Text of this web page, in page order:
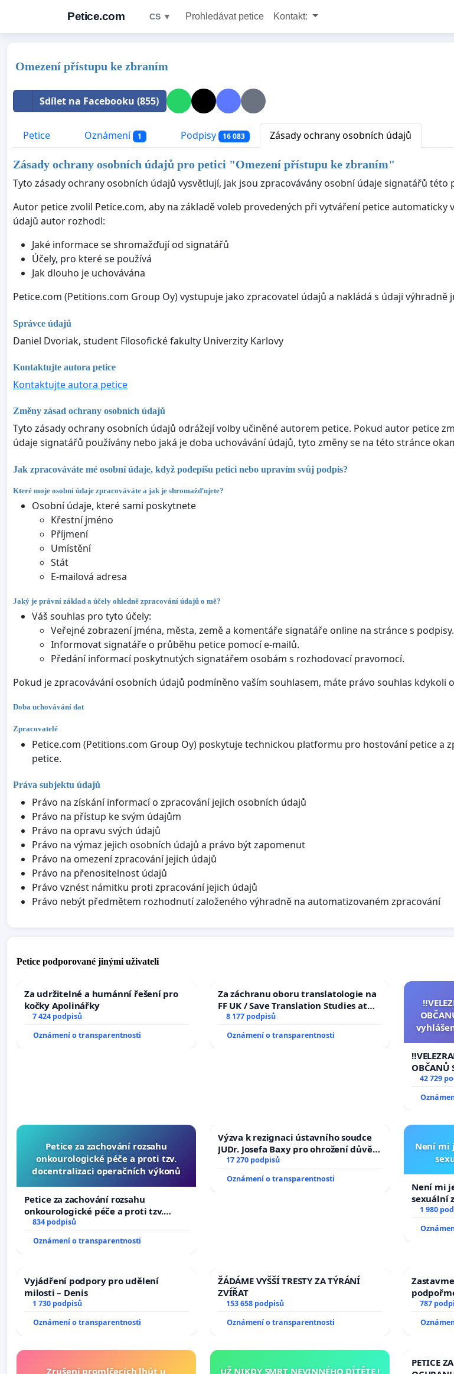
Petice.com CS ▼ Prohledávat petice Kontakt:
Omezení přístupu ke zbraním
Sdílet na Facebooku (855)
Petice Oznámení 1 Podpisy 16 083 Zásady ochrany osobních údajů
Zásady ochrany osobních údajů pro petici "Omezení přístupu ke zbraním"
Tyto zásady ochrany osobních údajů vysvětlují, jak jsou zpracovávány osobní údaje signatářů této
Autor petice zvolil Petice.com, aby na základě voleb provedených při vytváření petice
údajů autor rozhodl:
Jaké informace se shromažďují od signatářů
Účely, pro které se používá
Jak dlouho je uchovávána
Petice.com (Petitions.com Group Oy) vystupuje jako zpracovatel údajů a nakládá s údaji výhradně
Správce údajů
Daniel Dvoriak, student Filosofické fakulty Univerzity Karlovy
Kontaktujte autora petice
Kontaktujte autora petice
Změny zásad ochrany osobních údajů
Tyto zásady ochrany osobních údajů odrážejí volby učiněné autorem petice. Pokud autor petice
údaje signatářů používány nebo jaká je doba uchovávání údajů, tyto změny se na této stránce
Jak zpracováváte mé osobní údaje, když podepíšu petici nebo upravím svůj podpis?
Které moje osobní údaje zpracováváte a jak je shromažďujete?
Osobní údaje, které sami poskytnete
Křestní jméno
Příjmení
Umístění
Stát
E-mailová adresa
Jaký je právní základ a účely ohledně zpracování údajů o mě?
Váš souhlas pro tyto účely:
Veřejné zobrazení jména, města, země a komentáře signatáře online na stránce s podpisy.
Informovat signatáře o průběhu petice pomocí e-mailů.
Předání informací poskytnutých signatářem osobám s rozhodovací pravomocí.
Pokud je zpracovávání osobních údajů podmíněno vaším souhlasem, máte právo souhlas kdykoli
Doba uchovávání dat
Zpracovatelé
Petice.com (Petitions.com Group Oy) poskytuje technickou platformu pro hostování petice
petice.
Práva subjektu údajů
Právo na získání informací o zpracování jejich osobních údajů
Právo na přístup ke svým údajům
Právo na opravu svých údajů
Právo na výmaz jejich osobních údajů a právo být zapomenut
Právo na omezení zpracování jejich údajů
Právo na přenositelnost údajů
Právo vznést námitku proti zpracování jejich údajů
Právo nebýt předmětem rozhodnutí založeného výhradně na automatizovaném zpracování
Petice podporované jinými uživateli
Za udržitelné a humánní řešení pro
kočky Apolinářky
7 424 podpisů
Oznámení o transparentnosti
Za záchranu oboru translatologie na
FF UK / Save Translation Studies at
the Faculty of Arts, Charles
8 177 podpisů
Oznámení o transparentnosti
na
OBČANŮ
na
42 729
Petice za zachování rozsahu
onkourologické péče a proti tzv.
docentralizaci operačních výkonů
Petice za zachování rozsahu
onkourologické péče a proti tzv.
docentralizaci operačních výkonů
834 podpisů
Oznámení o transparentnosti
Výzva k rezignaci ústavního soudce
JUDr. Josefa Baxy pro ohrožení důvěry
ve spravedlivý proces
17 270 podpisů
Oznámení o transparentnosti
Není mi
Není mi
sexuální
1 980
Vyjádření podpory pro udělení
milosti – Denis
1 730 podpisů
Oznámení o transparentnosti
ŽÁDÁME VYŠŠÍ TRESTY ZA TÝRÁNÍ
ZVÍŘAT
153 658 podpisů
Oznámení o transparentnosti
787
Zrušení promlčecích lhůt u
UŽ NIKDY SMRT NEVINNÉHO DÍTĚTE !
PETICE